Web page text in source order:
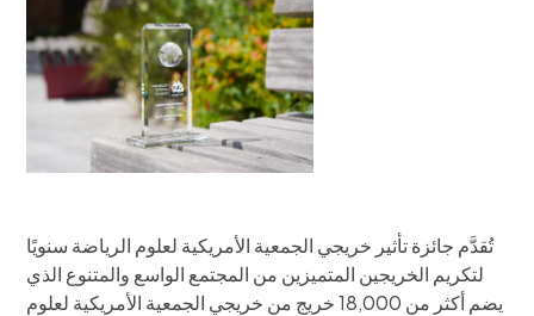
تُقدَّم جائزة تأثير خريجي الجمعية الأمريكية لعلوم الرياضة سنويًا
لتكريم الخريجين المتميزين من المجتمع الواسع والمتنوع الذي
يضم أكثر من 18,000 خريج من خريجي الجمعية الأمريكية لعلوم